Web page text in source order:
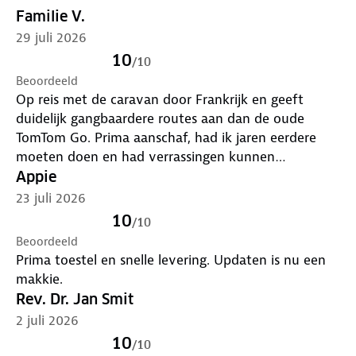
Familie V.
29 juli 2026
10/10
Beoordeeld
Op reis met de caravan door Frankrijk en geeft
duidelijk gangbaardere routes aan dan de oude
TomTom Go. Prima aanschaf, had ik jaren eerdere
moeten doen en had verrassingen kunnen
voorkomen.
Appie
23 juli 2026
10/10
Beoordeeld
Prima toestel en snelle levering. Updaten is nu een
makkie.
Rev. Dr. Jan Smit
2 juli 2026
10/10